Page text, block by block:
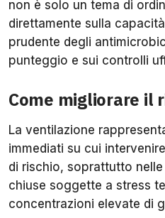
non è solo un tema di
direttamente sulla
prudente degli
punteggio e sui controlli
Come migliorare il
La ventilazione
immediati su cui
di rischio, soprattutto
chiuse soggette a stress
concentrazioni elevate di